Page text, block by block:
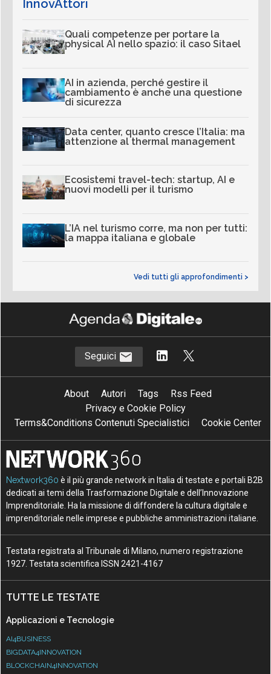
InnovAttori
Quali competenze per portare la
physical AI nello spazio: il caso Sitael
AI in azienda, perché gestire il
cambiamento è anche una questione
di sicurezza
Data center, quanto cresce l’Italia: ma
attenzione al thermal management
Ecosistemi travel-tech: startup, AI e
nuovi modelli per il turismo
L’IA nel turismo corre, ma non per tutti:
la mappa italiana e globale
Vedi tutti gli approfondimenti >
Seguici
About Autori Tags
Rss Feed
Privacy e Cookie Policy
Terms&Conditions Contenuti Specialistici
Cookie Center
Nextwork360 è il più grande network in Italia di testate e portali B2B
dedicati ai temi della Trasformazione Digitale e dell’Innovazione
Imprenditoriale. Ha la missione di diffondere la cultura digitale e
imprenditoriale nelle imprese e pubbliche amministrazioni italiane.
Testata registrata al Tribunale di Milano, numero registrazione
1927. Testata scientifica ISSN 2421-4167
TUTTE LE TESTATE
Applicazioni e Tecnologie
AI4BUSINESS
BIGDATA4INNOVATION
BLOCKCHAIN4INNOVATION